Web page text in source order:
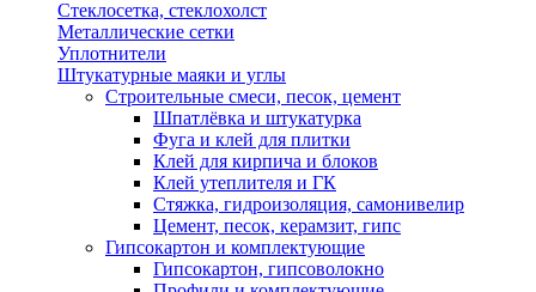
Стеклосетка, стеклохолст
Металлические сетки
Уплотнители
Штукатурные маяки и углы
Строительные смеси, песок, цемент
Шпатлёвка и штукатурка
Фуга и клей для плитки
Клей для кирпича и блоков
Клей утеплителя и ГК
Стяжка, гидроизоляция, самонивелир
Цемент, песок, керамзит, гипс
Гипсокартон и комплектующие
Гипсокартон, гипсоволокно